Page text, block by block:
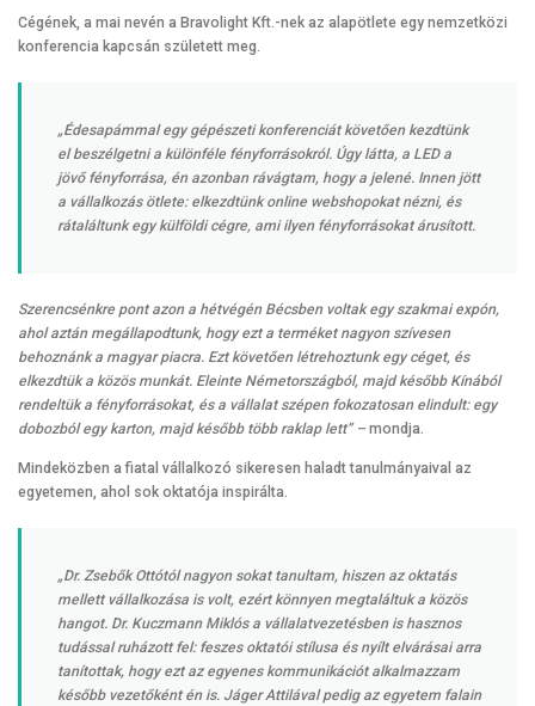
Cégének, a mai nevén a Bravolight Kft.-nek az alapötlete egy nemzetközi
konferencia kapcsán született meg.
„Édesapámmal egy gépészeti konferenciát követően kezdtünk
el beszélgetni a különféle fényforrásokról. Úgy látta, a LED a
jövő fényforrása, én azonban rávágtam, hogy a jelené. Innen jött
a vállalkozás ötlete: elkezdtünk online webshopokat nézni, és
rátaláltunk egy külföldi cégre, ami ilyen fényforrásokat árusított.
Szerencsénkre pont azon a hétvégén Bécsben voltak egy szakmai expón,
ahol aztán megállapodtunk, hogy ezt a terméket nagyon szívesen
behoznánk a magyar piacra. Ezt követően létrehoztunk egy céget, és
elkezdtük a közös munkát. Eleinte Németországból, majd később Kínából
rendeltük a fényforrásokat, és a vállalat szépen fokozatosan elindult: egy
dobozból egy karton, majd később több raklap lett” – mondja.
Mindeközben a fiatal vállalkozó sikeresen haladt tanulmányaival az
egyetemen, ahol sok oktatója inspirálta.
„Dr. Zsebők Ottótól nagyon sokat tanultam, hiszen az oktatás
mellett vállalkozása is volt, ezért könnyen megtaláltuk a közös
hangot. Dr. Kuczmann Miklós a vállalatvezetésben is hasznos
tudással ruházott fel: feszes oktatói stílusa és nyílt elvárásai arra
tanítottak, hogy ezt az egyenes kommunikációt alkalmazzam
később vezetőként én is. Jáger Attilával pedig az egyetem falain